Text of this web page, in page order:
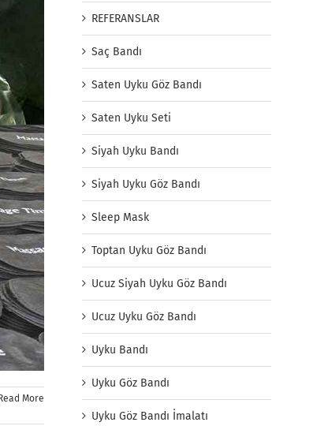
More
REFERANSLAR
Saç Bandı
Saten Uyku Göz Bandı
Saten Uyku Seti
Siyah Uyku Bandı
Siyah Uyku Göz Bandı
Sleep Mask
Toptan Uyku Göz Bandı
Ucuz Siyah Uyku Göz Bandı
Ucuz Uyku Göz Bandı
Uyku Bandı
Uyku Göz Bandı
Uyku Göz Bandı İmalatı